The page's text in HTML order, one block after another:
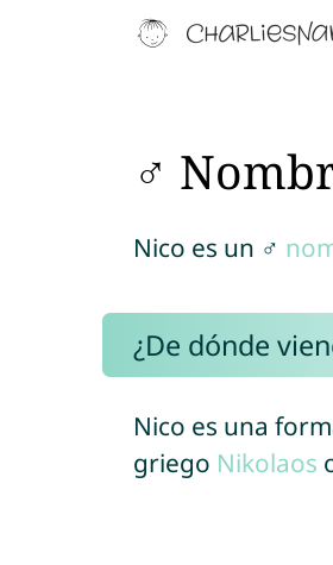
♂
Nico es un ♂
¿De dónde
Nico es una
griego Nikolaos